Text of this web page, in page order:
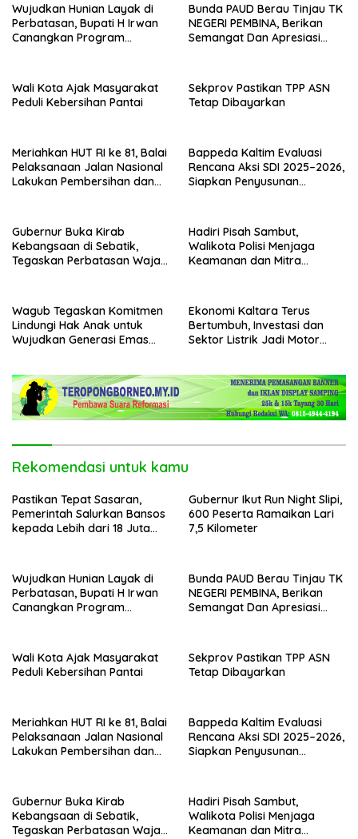
Wujudkan Hunian Layak di
Perbatasan, Bupati H Irwan
Canangkan Program
Bunda PAUD Berau Tinjau TK
NEGERI PEMBINA, Berikan
Semangat Dan Apresiasi
Wali Kota Ajak Masyarakat
Peduli Kebersihan Pantai
Sekprov Pastikan TPP ASN
Tetap Dibayarkan
Meriahkan HUT RI ke 81, Balai
Pelaksanaan Jalan Nasional
Lakukan Pembersihan dan
Bappeda Kaltim Evaluasi
Rencana Aksi SDI 2025–2026,
Siapkan Penyusunan
Gubernur Buka Kirab
Kebangsaan di Sebatik,
Tegaskan Perbatasan Wajah
Hadiri Pisah Sambut,
Walikota Polisi Menjaga
Keamanan dan Mitra
Wagub Tegaskan Komitmen
Lindungi Hak Anak untuk
Wujudkan Generasi Emas
Ekonomi Kaltara Terus
Bertumbuh, Investasi dan
Sektor Listrik Jadi Motor
Rekomendasi untuk kamu
Pastikan Tepat Sasaran,
Pemerintah Salurkan Bansos
kepada Lebih dari 18 Juta
Gubernur Ikut Run Night Slipi,
600 Peserta Ramaikan Lari
7,5 Kilometer
Wujudkan Hunian Layak di
Perbatasan, Bupati H Irwan
Canangkan Program
Bunda PAUD Berau Tinjau TK
NEGERI PEMBINA, Berikan
Semangat Dan Apresiasi
Wali Kota Ajak Masyarakat
Peduli Kebersihan Pantai
Sekprov Pastikan TPP ASN
Tetap Dibayarkan
Meriahkan HUT RI ke 81, Balai
Pelaksanaan Jalan Nasional
Lakukan Pembersihan dan
Bappeda Kaltim Evaluasi
Rencana Aksi SDI 2025–2026,
Siapkan Penyusunan
Gubernur Buka Kirab
Kebangsaan di Sebatik,
Tegaskan Perbatasan Wajah
Hadiri Pisah Sambut,
Walikota Polisi Menjaga
Keamanan dan Mitra